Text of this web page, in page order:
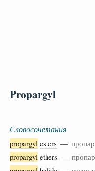
Propargyl
Словосочетания
propargyl esters —
propargyl ethers —